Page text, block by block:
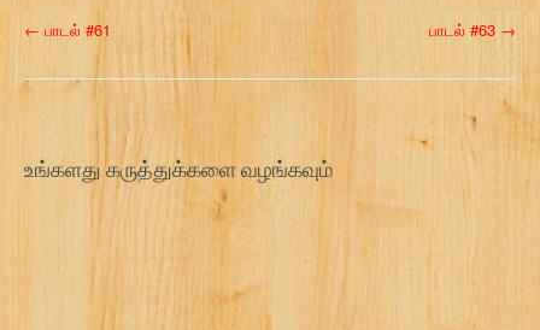
P
o
t
← பாடல் #61 பாடல் #63 →
உங்களது கருத்துக்களை வழங்கவும்